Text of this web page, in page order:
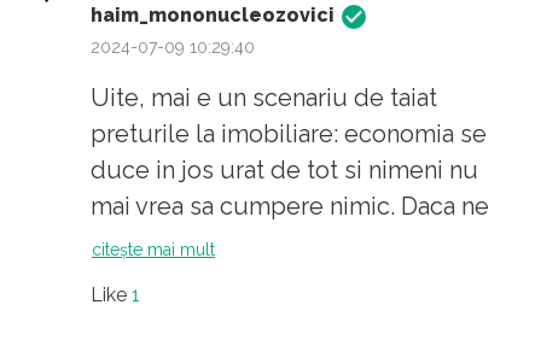
haim_mononucleozovici
2024-07-09 10:29:40
Uite, mai e un scenariu de taiat
preturile la imobiliare: economia se
duce in jos urat de tot si nimeni nu
mai vrea sa cumpere nimic. Daca ne
uitam in alte parti, in Zimbabwe o casa
citește mai mult
Like 1